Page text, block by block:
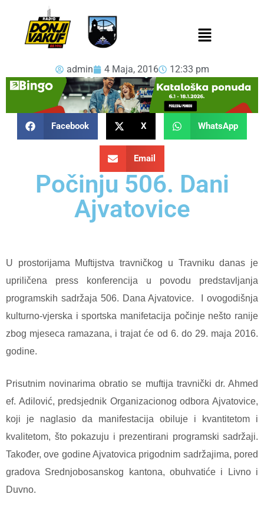
admin 4 Maja, 2016 12:33 pm
Facebook X WhatsApp
Email
Počinju 506. Dani
Ajvatovice
U prostorijama Muftijstva travničkog u Travniku danas je
upriličena press konferencija u povodu predstavljanja
programskih sadržaja 506. Dana Ajvatovice. I ovogodišnja
kulturno-vjerska i sportska manifetacija počinje nešto ranije
zbog mjeseca ramazana, i trajat će od 6. do 29. maja 2016.
godine.
Prisutnim novinarima obratio se muftija travnički dr. Ahmed
ef. Adilović, predsjednik Organizacionog odbora Ajvatovice,
koji je naglasio da manifestacija obiluje i kvantitetom i
kvalitetom, što pokazuju i prezentirani programski sadržaji.
Također, ove godine Ajvatovica prigodnim sadržajima, pored
gradova Srednjobosanskog kantona, obuhvatiće i Livno i
Duvno.